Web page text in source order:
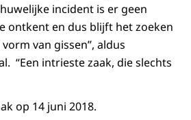
incident is er geen
ontkent en dus blijft het zoeken
van gissen”, aldus
“Een intrieste zaak, die slechts
op 14 juni 2018.